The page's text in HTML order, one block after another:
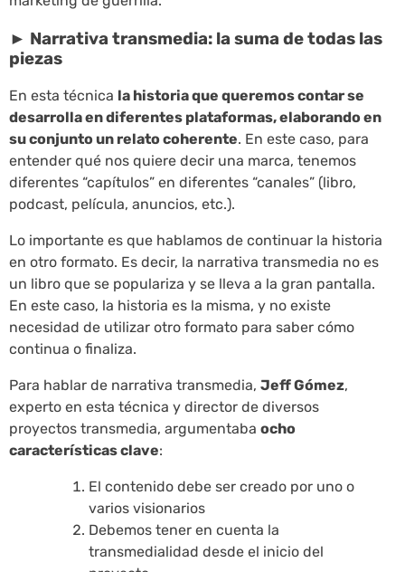
► Narrativa transmedia: la suma de todas las
piezas
En esta técnica la historia que queremos contar se
desarrolla en diferentes plataformas, elaborando en
su conjunto un relato coherente. En este caso, para
entender qué nos quiere decir una marca, tenemos
diferentes “capítulos” en diferentes “canales” (libro,
podcast, película, anuncios, etc.).
Lo importante es que hablamos de continuar la historia
en otro formato. Es decir, la narrativa transmedia no es
un libro que se populariza y se lleva a la gran pantalla.
En este caso, la historia es la misma, y no existe
necesidad de utilizar otro formato para saber cómo
continua o finaliza.
Para hablar de narrativa transmedia, Jeff Gómez,
experto en esta técnica y director de diversos
proyectos transmedia, argumentaba ocho
características clave:
El contenido debe ser creado por uno o
varios visionarios
Debemos tener en cuenta la
transmedialidad desde el inicio del